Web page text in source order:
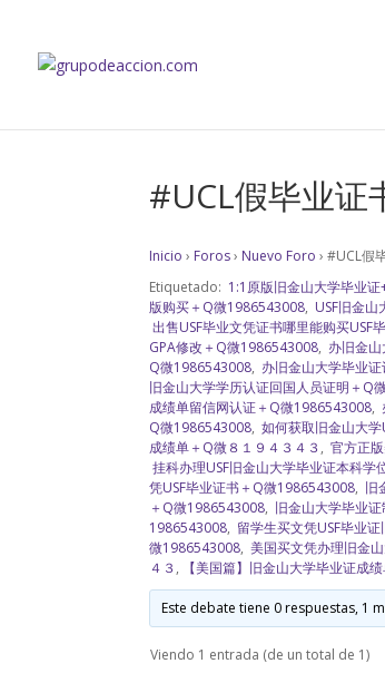
#UCL假毕业证
Inicio › Foros › Nuevo Foro › #UCL假
Etiquetado: 1:1原版旧金山大学毕业
版购买＋Q微1986543008, USF旧金
出售USF毕业文凭证书哪里能购买USF
GPA修改＋Q微1986543008, 办旧金
Q微1986543008, 办旧金山大学毕业
旧金山大学学历认证回国人员证明＋Q
成绩单留信网认证＋Q微1986543008,
Q微1986543008, 如何获取旧金山大
成绩单＋Q微８１９４３４３ , 官方正
挂科办理USF旧金山大学毕业证本科
凭USF毕业证书＋Q微1986543008, 旧
＋Q微1986543008, 旧金山大学毕业
1986543008, 留学生买文凭USF毕业
微1986543008, 美国买文凭办理旧金
４３ , 【美国篇】旧金山大学毕业证成
Este debate tiene 0 respuestas, 1
Viendo 1 entrada (de un total de 1)